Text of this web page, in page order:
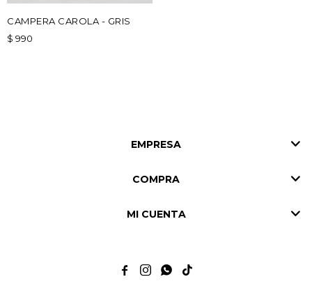
CAMPERA CAROLA - GRIS
$ 990
EMPRESA
COMPRA
MI CUENTA
   